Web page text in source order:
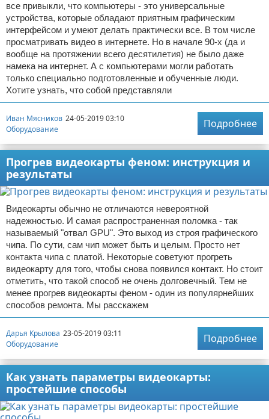
все привыкли, что компьютеры - это универсальные
устройства, которые обладают приятным графическим
интерфейсом и умеют делать практически все. В том числе
просматривать видео в интернете. Но в начале 90-х (да и
вообще на протяжении всего десятилетия) не было даже
намека на интернет. А с компьютерами могли работать
только специально подготовленные и обученные люди.
Хотите узнать, что собой представляли
Иван Мясников 24-05-2019 03:10
Оборудование
Подробнее
Прогрев видеокарты феном: инструкция и
результаты
Видеокарты обычно не отличаются невероятной
надежностью. И самая распространенная поломка - так
называемый "отвал GPU". Это выход из строя графического
чипа. По сути, сам чип может быть и целым. Просто нет
контакта чипа с платой. Некоторые советуют прогреть
видеокарту для того, чтобы снова появился контакт. Но стоит
отметить, что такой способ не очень долговечный. Тем не
менее прогрев видеокарты феном - один из популярнейших
способов ремонта. Мы расскажем
Дарья Крылова 23-05-2019 03:11
Оборудование
Подробнее
Как узнать параметры видеокарты:
простейшие способы